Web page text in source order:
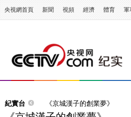
央視網首頁 新聞 視頻 經濟 體育 軍
紀實台 《京城漢子的創業夢》